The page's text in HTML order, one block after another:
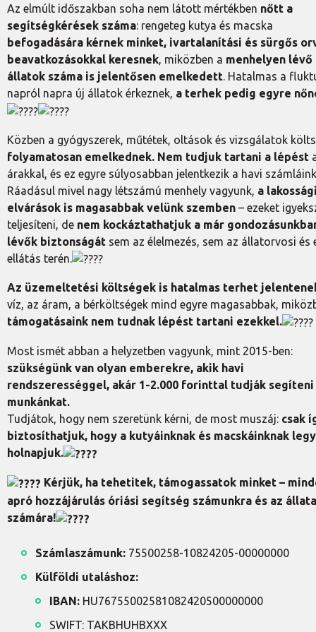
Az elmúlt időszakban soha nem látott mértékben nőtt a
segítségkérések száma: rengeteg kutya és macska
befogadására kérnek minket, ivartalanítási és sürgős
beavatkozásokkal keresnek, miközben a menhelyen lévő
állatok száma is jelentősen emelkedett. Hatalmas a
napról napra új állatok érkeznek, a terhek pedig egyre
Közben a gyógyszerek, műtétek, oltások és vizsgálatok
folyamatosan emelkednek. Nem tudjuk tartani a lépést
árakkal, és ez egyre súlyosabban jelentkezik a havi
Ráadásul mivel nagy létszámú menhely vagyunk, a
elvárások is magasabbak velünk szemben – ezeket
teljesíteni, de nem kockáztathatjuk a már
lévők biztonságát sem az élelmezés, sem az állatorvosi és
ellátás terén.
Az üzemeltetési költségek is hatalmas terhet
víz, az áram, a bérköltségek mind egyre magasabbak,
támogatásaink nem tudnak lépést tartani ezekkel.
Most ismét abban a helyzetben vagyunk, mint 2015-ben:
szükségünk van olyan emberekre, akik havi
rendszerességgel, akár 1-2.000 forinttal tudják segíteni
munkánkat.
Tudjátok, hogy nem szeretünk kérni, de most muszáj: csak
biztosíthatjuk, hogy a kutyáinknak és macskáinknak
holnapjuk.
Kérjük, ha tehetitek, támogassatok minket –
apró hozzájárulás óriási segítség számunkra és az
számára!
Számlaszámunk: 75500258-10824205-00000000
Külföldi utaláshoz:
IBAN: HU76755002581082420500000000
SWIFT: TAKBHUHBXXX